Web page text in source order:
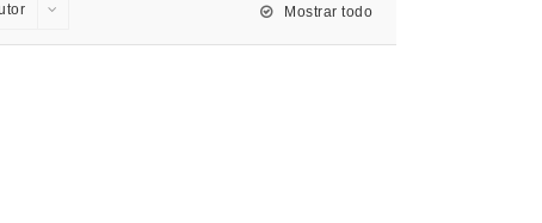
Mostrar todo